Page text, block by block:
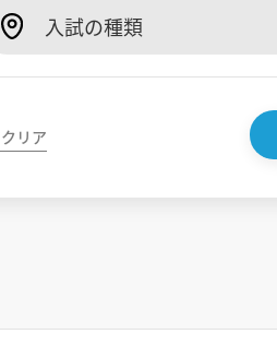
入試の種類
リア